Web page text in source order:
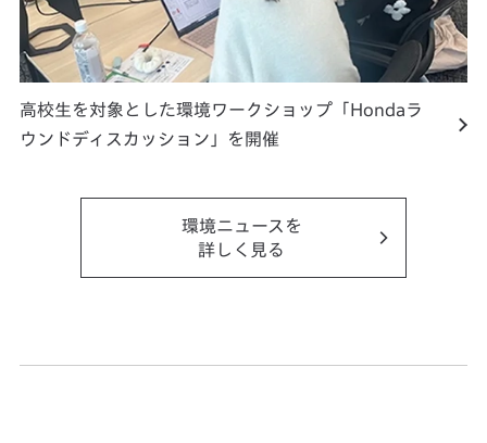
高校生を対象とした環境ワークショップ「Hondaラ
ウンドディスカッション」を開催
環境ニュースを
詳しく見る